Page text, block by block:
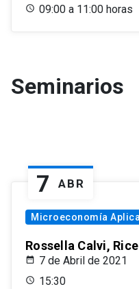
09:00 a 11:00 horas
Seminarios
7 ABR
Microeconomía
Rossella Calvi,
7 de Abril de 2021
15:30